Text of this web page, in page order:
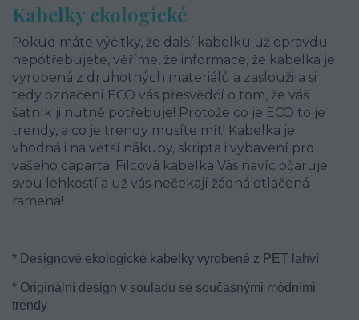
Kabelky ekologické
Pokud máte výčitky, že další kabelku už opravdu
nepotřebujete, věříme, že informace, že kabelka je
vyrobená z druhotných materiálů a zasloužila si
tedy označení ECO vás přesvědčí o tom, že váš
šatník ji nutně potřebuje! Protože co je ECO to je
trendy, a co je trendy musíte mít! Kabelka je
vhodná i na větší nákupy, skripta i vybavení pro
vašeho caparta. Filcová kabelka Vás navíc očaruje
svou lehkostí a už vás nečekají žádná otlačená
ramena!
* Designové ekologické kabelky vyrobené z PET lahví
* Originální design v souladu se současnými módními
trendy